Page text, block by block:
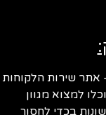
שירות הלקוחות
למצוא מגוון
בכדי לחסוך